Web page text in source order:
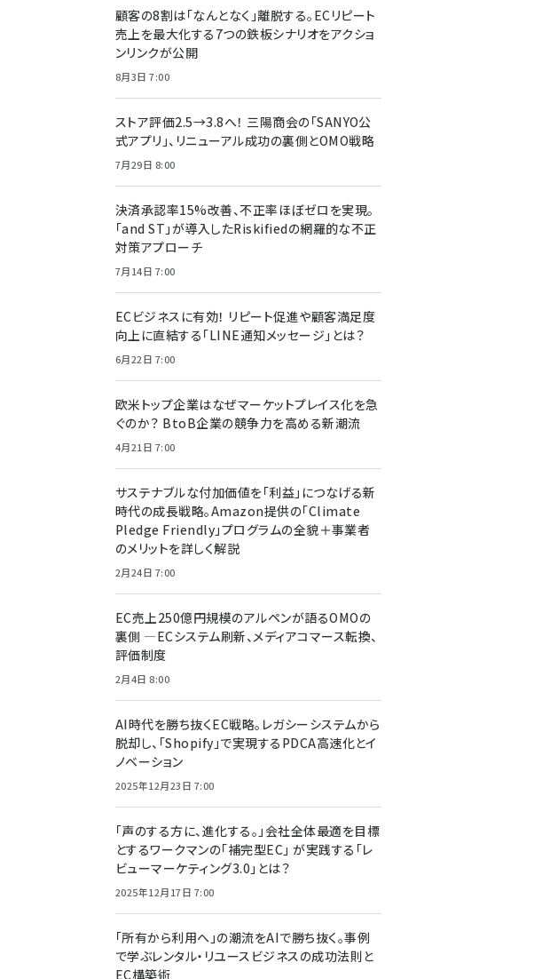
顧客の8割は「なんとなく」離脱する。ECリピート
売上を最大化する7つの鉄板シナリオをアクショ
ンリンクが公開
8月3日 7:00
ストア評価2.5→3.8へ！ 三陽商会の「SANYO公
式アプリ」、リニューアル成功の裏側とOMO戦略
7月29日 8:00
決済承認率15%改善、不正率ほぼゼロを実現。
「and ST」が導入したRiskifiedの網羅的な不正
対策アプローチ
7月14日 7:00
ECビジネスに有効！ リピート促進や顧客満足度
向上に直結する「LINE通知メッセージ」とは？
6月22日 7:00
欧米トップ企業はなぜマーケットプレイス化を急
ぐのか？ BtoB企業の競争力を高める新潮流
4月21日 7:00
サステナブルな付加価値を「利益」につなげる新
時代の成長戦略。Amazon提供の「Climate
Pledge Friendly」プログラムの全貌＋事業者
のメリットを詳しく解説
2月24日 7:00
EC売上250億円規模のアルペンが語るOMOの
裏側 ―ECシステム刷新、メディアコマース転換、
評価制度
2月4日 8:00
AI時代を勝ち抜くEC戦略。レガシーシステムから
脱却し、「Shopify」で実現するPDCA高速化とイ
ノベーション
2025年12月23日 7:00
「声のする方に、進化する。」会社全体最適を目標
とするワークマンの「補完型EC」 が実践する「レ
ビューマーケティング3.0」とは？
2025年12月17日 7:00
「所有から利用へ」の潮流をAIで勝ち抜く。事例
で学ぶレンタル・リユースビジネスの成功法則と
EC構築術